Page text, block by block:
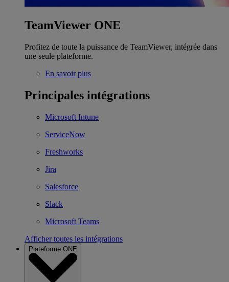
TeamViewer ONE
Profitez de toute la puissance de TeamViewer, intégrée dans
une seule plateforme.
En savoir plus
Principales intégrations
Microsoft Intune
ServiceNow
Freshworks
Jira
Salesforce
Slack
Microsoft Teams
Afficher toutes les intégrations
Plateforme ONE